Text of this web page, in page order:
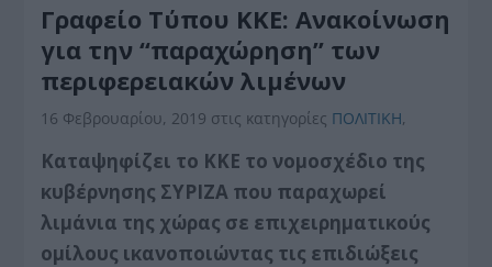
Γραφείο Τύπου ΚΚΕ: Ανακοίνωση
για την “παραχώρηση” των
περιφερειακών λιμένων
16 Φεβρουαρίου, 2019 στις κατηγορίες ΠΟΛΙΤΙΚΗ,
Καταψηφίζει το ΚΚΕ το νομοσχέδιο της
κυβέρνησης ΣΥΡΙΖΑ που παραχωρεί
λιμάνια της χώρας σε επιχειρηματικούς
ομίλους ικανοποιώντας τις επιδιώξεις